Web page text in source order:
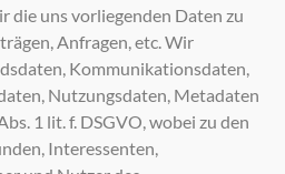
die uns vorliegenden Daten zu
Anfragen, etc. Wir
Kommunikationsdaten,
Nutzungsdaten, Metadaten
1 lit. f. DSGVO, wobei zu den
Interessenten,